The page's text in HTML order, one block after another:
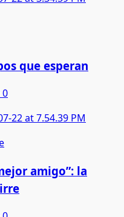
que esperan
0
amigo”: la